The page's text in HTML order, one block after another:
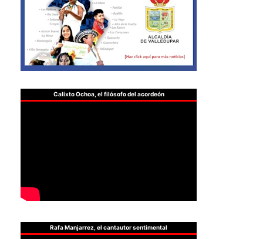
Calixto Ochoa, el filósofo del acordeón
Rafa Manjarrez, el cantautor sentimental